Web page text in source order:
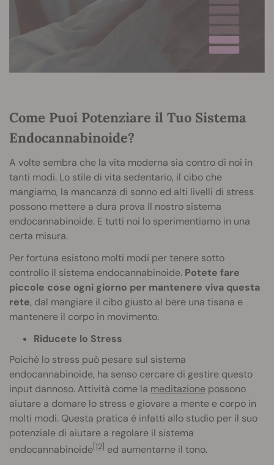
Come Puoi Potenziare il Tuo Sistema
Endocannabinoide?
A volte sembra che la vita moderna sia contro di noi in
tanti modi. Lo stile di vita sedentario, il cibo che
mangiamo, la mancanza di sonno ed alti livelli di stress
possono mettere a dura prova il nostro sistema
endocannabinoide. E tutti noi lo sperimentiamo in una
certa misura.
Per fortuna esistono molti modi per tenere sotto
controllo il sistema endocannabinoide. Potete fare
piccole cose ogni giorno per mantenere viva questa
rete, dal mangiare il cibo giusto al bere una tisana e
mantenere il corpo in movimento.
Riducete lo Stress
Poiché lo stress può pesare sul sistema
endocannabinoide, ha senso cercare di gestire questo
input dannoso. Attività come la meditazione possono
aiutare a domare lo stress e giovare a mente e corpo in
molti modi. Questa pratica è infatti allo studio per il suo
potenziale di aiutare a regolare il sistema
endocannabinoide[12] ed aumentarne il tono.